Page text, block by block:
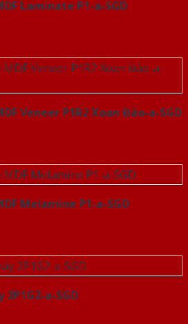
Laminate P1-a-SGD
Veneer P1R2 Xoan Đào-a-SGD
Melamine P1-a-SGD
a-SGD